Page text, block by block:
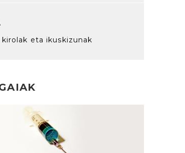
kirolak eta ikuskizunak